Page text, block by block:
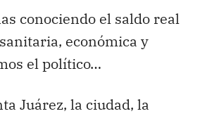
conociendo el saldo real
económica y
el político…
Juárez, la ciudad, la